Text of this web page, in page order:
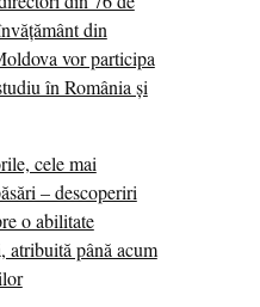
din
vor participa
în România și
cele mai
– descoperiri
o abilitate
atribuită până acum